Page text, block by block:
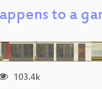
to a
103.4k